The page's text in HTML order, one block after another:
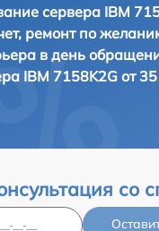
сервера IBM
ремонт по
в день
IBM 7158K2G от
со